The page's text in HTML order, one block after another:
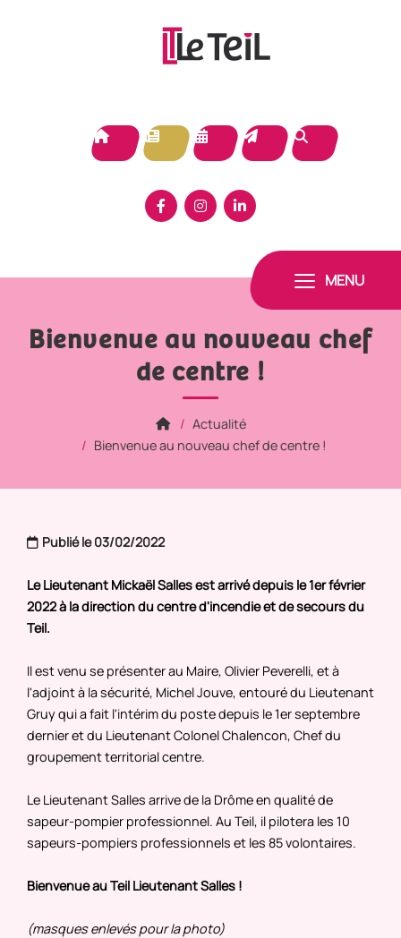
MENU
Bienvenue au nouveau chef
de centre !
Actualité
Bienvenue au nouveau chef de centre !
Publié le 03/02/2022
Le Lieutenant Mickaël Salles est arrivé depuis le 1er février
2022 à la direction du centre d'incendie et de secours du
Teil.
Il est venu se présenter au Maire, Olivier Peverelli, et à
l'adjoint à la sécurité, Michel Jouve, entouré du Lieutenant
Gruy qui a fait l'intérim du poste depuis le 1er septembre
dernier et du Lieutenant Colonel Chalencon, Chef du
groupement territorial centre.
Le Lieutenant Salles arrive de la Drôme en qualité de
sapeur-pompier professionnel. Au Teil, il pilotera les 10
sapeurs-pompiers professionnels et les 85 volontaires.
Bienvenue au Teil Lieutenant Salles !
(masques enlevés pour la photo)